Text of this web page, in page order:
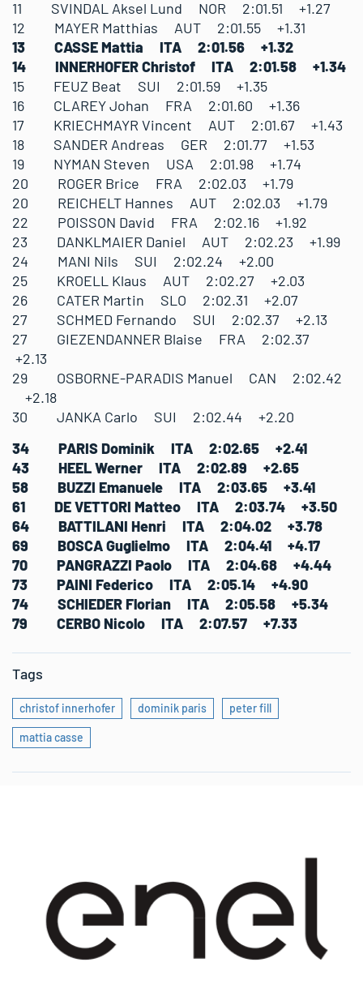
11 SVINDAL Aksel Lund NOR 2:01.51 +1.27
12 MAYER Matthias AUT 2:01.55 +1.31
13 CASSE Mattia ITA 2:01.56 +1.32
14 INNERHOFER Christof ITA 2:01.58 +1.34
15 FEUZ Beat SUI 2:01.59 +1.35
16 CLAREY Johan FRA 2:01.60 +1.36
17 KRIECHMAYR Vincent AUT 2:01.67 +1.43
18 SANDER Andreas GER 2:01.77 +1.53
19 NYMAN Steven USA 2:01.98 +1.74
20 ROGER Brice FRA 2:02.03 +1.79
20 REICHELT Hannes AUT 2:02.03 +1.79
22 POISSON David FRA 2:02.16 +1.92
23 DANKLMAIER Daniel AUT 2:02.23 +1.99
24 MANI Nils SUI 2:02.24 +2.00
25 KROELL Klaus AUT 2:02.27 +2.03
26 CATER Martin SLO 2:02.31 +2.07
27 SCHMED Fernando SUI 2:02.37 +2.13
27 GIEZENDANNER Blaise FRA 2:02.37
+2.13
29 OSBORNE-PARADIS Manuel CAN 2:02.42
+2.18
30 JANKA Carlo SUI 2:02.44 +2.20
34 PARIS Dominik ITA 2:02.65 +2.41
43 HEEL Werner ITA 2:02.89 +2.65
58 BUZZI Emanuele ITA 2:03.65 +3.41
61 DE VETTORI Matteo ITA 2:03.74 +3.50
64 BATTILANI Henri ITA 2:04.02 +3.78
69 BOSCA Guglielmo ITA 2:04.41 +4.17
70 PANGRAZZI Paolo ITA 2:04.68 +4.44
73 PAINI Federico ITA 2:05.14 +4.90
74 SCHIEDER Florian ITA 2:05.58 +5.34
79 CERBO Nicolo ITA 2:07.57 +7.33
Tags
christof innerhofer dominik paris peter fill
mattia casse